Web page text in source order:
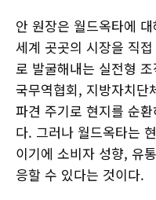
안 원장은 월드옥타에
세계 곳곳의 시장을 직
로 발굴해내는 실전형
국무역협회, 지방자치단
파견 주기로 현지를 순
다. 그러나 월드옥타는
이기에 소비자 성향, 유
응할 수 있다는 것이다.